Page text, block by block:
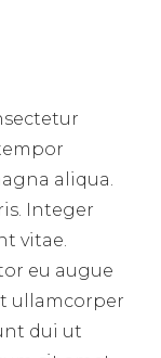
aliqua.
Integer
vitae.
eu augue
ullamcorper
dui ut